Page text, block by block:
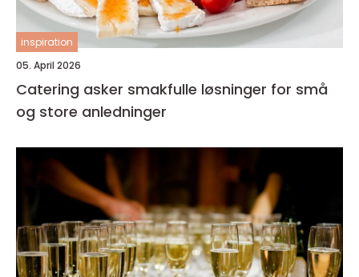
inspiration
05. April 2026
Catering asker smakfulle løsninger for små
og store anledninger